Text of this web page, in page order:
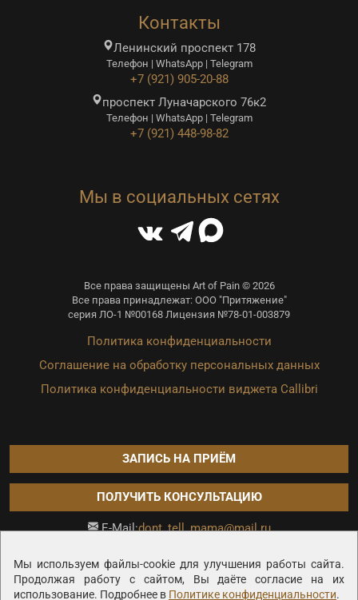
Мы используем файлы-cookie для улучшения работы сайта.
Продолжая работу с сайтом, Вы даёте согласие на их
использование. Подробнее в Политике конфиденциальности.
Контакты
Ленинский проспект 178
Телефон | WhatsApp | Telegram
+7 (921) 905-20-88
проспект Луначарского 76к2
Телефон | WhatsApp | Telegram
+7 (921) 448-98-82
Мы в социальных сетях
Все права защищены Art of Pain © 2026
Все права принадлежат: ООО "Притяжение"
серия ЛО-1 №00168 Лицензия №78-01-003879
Политика конфиденциальности
Соглашение на обработку персональных данных
Политика конфиденциальности виджета Callibri
ЗАПИСЬ НА ПРИЁМ
ПОЛУЧИТЬ КОНСУЛЬТАЦИЮ
E-Mail:dont_tell_mama@mail.ru